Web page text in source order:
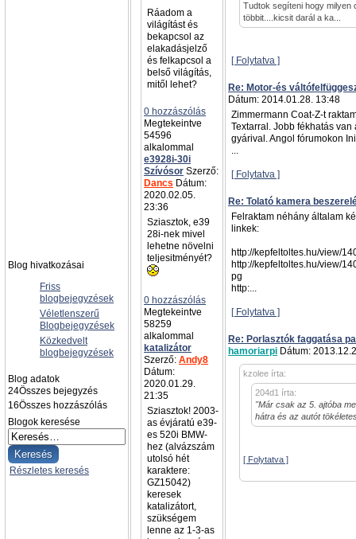
Blog hivatkozásai
Friss
blogbejegyzések
Véletlenszerű
Blogbejegyzések
Közkedvelt
blogbejegyzések
Blog adatok
24Összes bejegyzés
16Összes hozzászólás
Blogok keresése
Részletes keresés
Ráadom a
világítást és
bekapcsol az
elakadásjelző
és felkapcsol a
belső világítás,
mitől lehet?
0 hozzászólás
Megtekeintve
54596
alkalommal
e3928i-30i
Szívósor Szerző:
Dancs Dátum:
2020.02.05.
23:36
Sziasztok, e39
28i-nek mivel
lehetne növelni
teljesitményét?
0 hozzászólás
Megtekeintve
58259
alkalommal
katalizátor
Szerző: Andy8
Dátum:
2020.01.29.
21:35
Sziasztok! 2003-
as évjáratú e39-
es 520i BMW-
hez (alvázszám
utolsó hét
karaktere:
GZ15042)
keresek
katalizátort,
szükségem
lenne az 1-3-as
Tudtok segíteni hogy milyen
többit....kicsit darál a ka...
[ Folytatva ]
Re: Motor-és
Dátum: 2014.01.28. 13:48
Zimmermann Coat-Z-t
Textarral. Jobb fékhatás
gyárival. Angol fórumokon
...
[ Folytatva ]
Re: Tolató kamera
Felraktam néhány általam
linkek:
http://kepfeltoltes.hu/view/
http://kepfeltoltes.hu/view/
pg
http:...
[ Folytatva ]
Re: Porlasztók faggatása
hamoriarpi Dátum:
kzolee írta:
204d1 írta:
"Már csak az 5. ajtóba
hátra és az autót
[ Folytatva ]